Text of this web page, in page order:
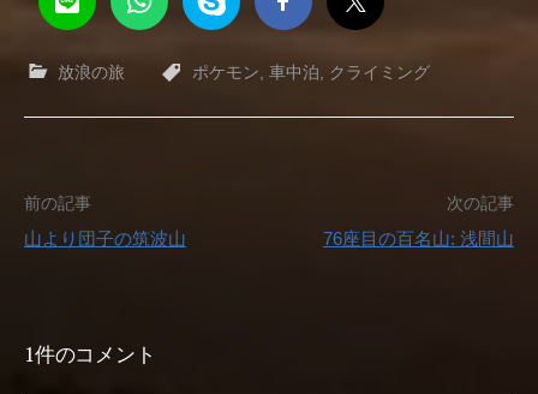
放浪の旅 ポケモン 車中泊 クライミング
投
稿
ビ
前の記事
山より団子の筑波山
次の記事
76座目の百名山: 浅間山
1件のコメント